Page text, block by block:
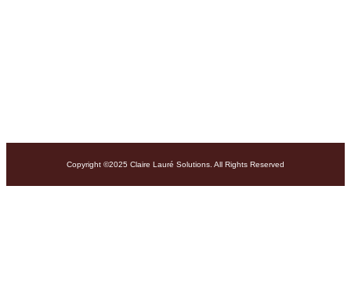
Copyright ©2025 Claire Lauré Solutions. All Rights Reserved